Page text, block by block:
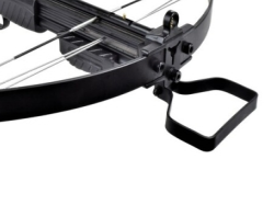
стрели
Вложки за стрели
Пера за стрели